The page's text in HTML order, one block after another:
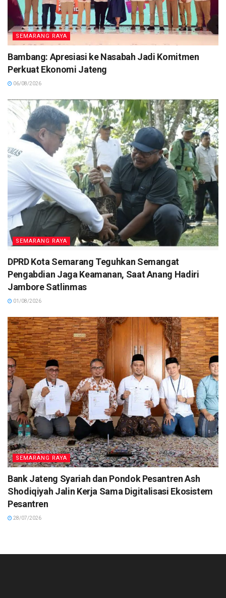
SEMARANG RAYA
Bambang: Apresiasi ke Nasabah Jadi Komitmen
Perkuat Ekonomi Jateng
06/08/2026
SEMARANG RAYA
DPRD Kota Semarang Teguhkan Semangat
Pengabdian Jaga Keamanan, Saat Anang Hadiri
Jambore Satlinmas
01/08/2026
SEMARANG RAYA
Bank Jateng Syariah dan Pondok Pesantren Ash
Shodiqiyah Jalin Kerja Sama Digitalisasi Ekosistem
Pesantren
28/07/2026